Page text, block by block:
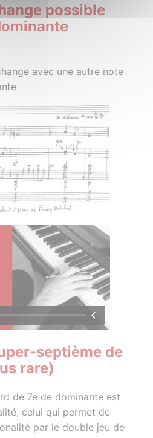
possible
avec une autre note
septième de
rare)
de 7e de dominante est
celui qui permet de
par le double jeu de